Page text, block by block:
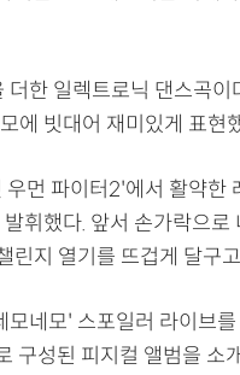
한 일렉트로닉 댄스곡이
에 빗대어 재미있게 표현
먼 파이터2'에서 활약한
휘했다. 앞서 손가락으로
린지 열기를 뜨겁게 달구
네모' 스포일러 라이브를
구성된 피지컬 앨범을 소